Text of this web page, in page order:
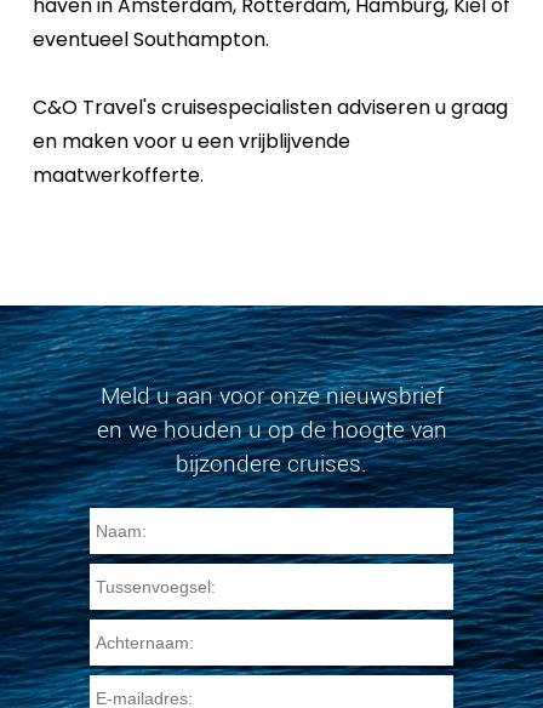
haven in Amsterdam, Rotterdam, Hamburg, Kiel of
eventueel Southampton.
C&O Travel's cruisespecialisten adviseren u graag
en maken voor u een vrijblijvende
maatwerkofferte.
Meld u aan voor onze nieuwsbrief
en we houden u op de hoogte van
bijzondere cruises.